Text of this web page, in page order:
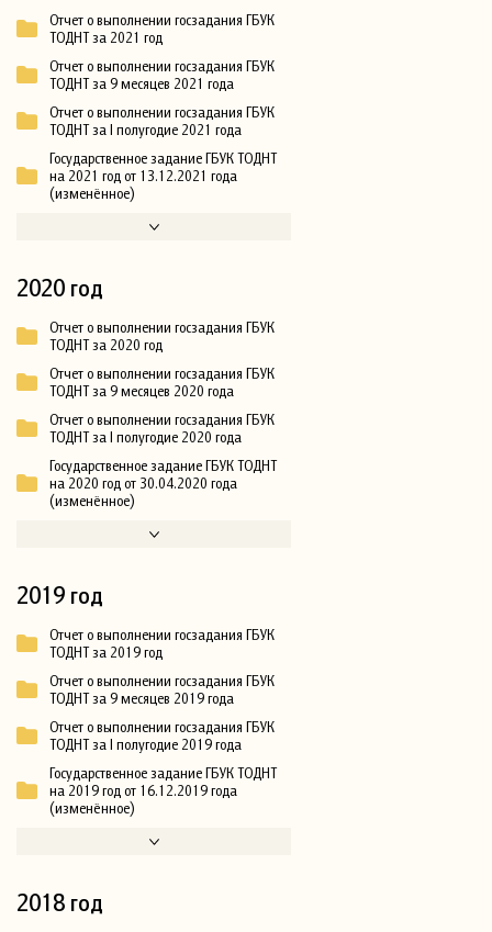
Отчет о выполнении госзадания ГБУК
ТОДНТ за 2021 год
Отчет о выполнении госзадания ГБУК
ТОДНТ за 9 месяцев 2021 года
Отчет о выполнении госзадания ГБУК
ТОДНТ за I полугодие 2021 года
Государственное задание ГБУК ТОДНТ
на 2021 год от 13.12.2021 года
(изменённое)
2020 год
Отчет о выполнении госзадания ГБУК
ТОДНТ за 2020 год
Отчет о выполнении госзадания ГБУК
ТОДНТ за 9 месяцев 2020 года
Отчет о выполнении госзадания ГБУК
ТОДНТ за I полугодие 2020 года
Государственное задание ГБУК ТОДНТ
на 2020 год от 30.04.2020 года
(изменённое)
2019 год
Отчет о выполнении госзадания ГБУК
ТОДНТ за 2019 год
Отчет о выполнении госзадания ГБУК
ТОДНТ за 9 месяцев 2019 года
Отчет о выполнении госзадания ГБУК
ТОДНТ за I полугодие 2019 года
Государственное задание ГБУК ТОДНТ
на 2019 год от 16.12.2019 года
(изменённое)
2018 год